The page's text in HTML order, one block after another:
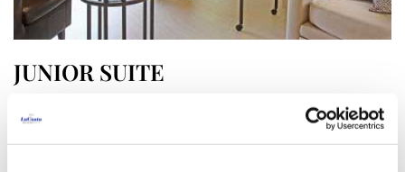
JUNIOR SUITE